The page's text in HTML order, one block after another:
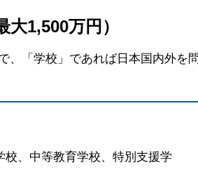
1,500万円）
、「学校」であれば日本国内外を
、中等教育学校、特別支援学